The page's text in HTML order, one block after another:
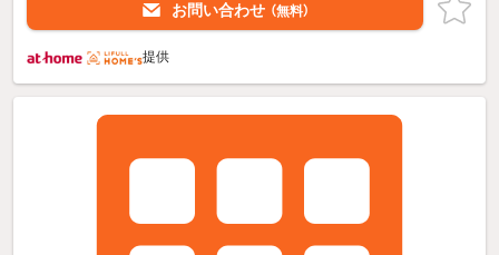
お問い合わせ （無料）
提供